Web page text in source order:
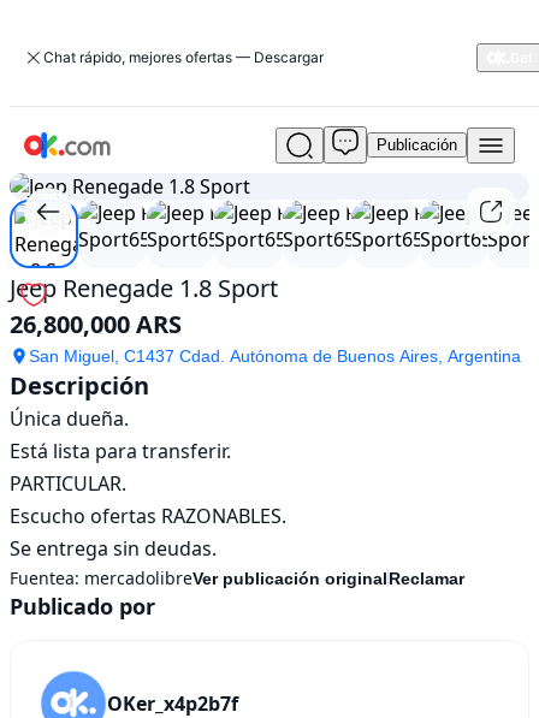
Chat rápido, mejores ofertas — Descargar
Usado
Jeep
Renegade
1.8
Sport
En
venta
26,800,000
ARS
Publicación
1/10
Jeep Renegade 1.8 Sport
26,800,000 ARS
San Miguel, C1437 Cdad. Autónoma de Buenos Aires, Argentina
Descripción
Única dueña.
Está lista para transferir.
PARTICULAR.
Escucho ofertas RAZONABLES.
Se entrega sin deudas.
Fuentea: mercadolibreVer publicación originalReclamar
Publicado por
OKer_x4p2b7f